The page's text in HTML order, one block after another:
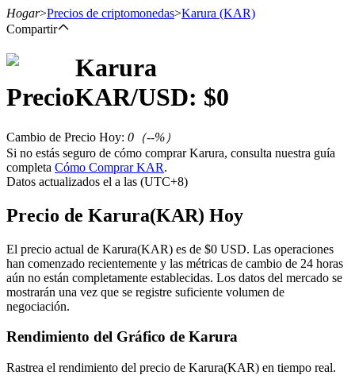
Futuros que utilizan USDT como garantía
Hogar>Precios de criptomonedas>Karura (KAR)
Compartir
Karura
PrecioKAR/USD: $0
Cambio de Precio Hoy: 0 （--%）
Si no estás seguro de cómo comprar Karura, consulta nuestra guía
completa Cómo Comprar KAR.
Datos actualizados el a las (UTC+8)
Precio de Karura(KAR) Hoy
El precio actual de Karura(KAR) es de $0 USD. Las operaciones
han comenzado recientemente y las métricas de cambio de 24 horas
aún no están completamente establecidas. Los datos del mercado se
mostrarán una vez que se registre suficiente volumen de
negociación.
Rendimiento del Gráfico de Karura
Rastrea el rendimiento del precio de Karura(KAR) en tiempo real.